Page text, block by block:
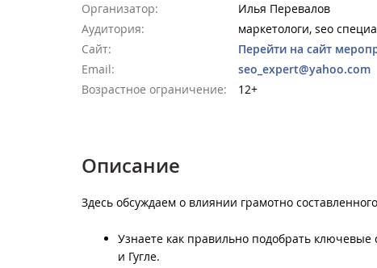
Организатор:
Илья Перевалов
Аудитория:
маркетологи, seo
Сайт:
Перейти на сайт
Email:
seo_expert@yahoo.com
Возрастное ограничение:
12+
Описание
Здесь обсуждаем о влиянии грамотно
Узнаете как правильно подобрать
и Гугле.